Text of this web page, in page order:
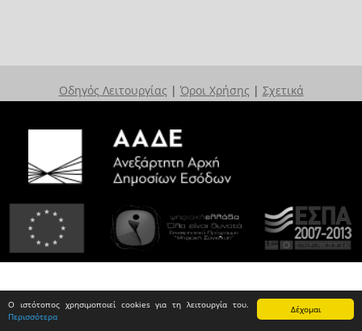
Δέχομαι
Ο ιστότοπος χρησιμοποιεί cookies για τη λειτουργία του.
Περισσότερα
Οδηγός Λειτουργίας | Όροι Χρήσης | Σχετικά